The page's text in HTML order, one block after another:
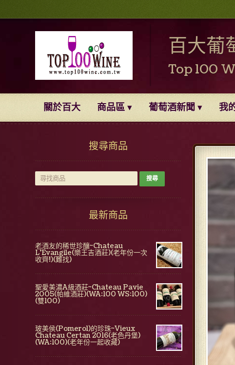
百大葡
Top 100
關於百大 商品區 葡萄酒新聞 我
搜尋商品
最新商品
老酒友的稀世珍釀~Chateau
L'Evangile(樂王吉酒莊)(老年份一次
收齊!)(難找)
聖愛美濃A級酒莊~Chateau Pavie
2005(帕維酒莊)(WA:100 WS:100)
(雙100)
玻美侯(Pomerol)的珍珠~Vieux
Chateau Certan 2016(老色丹堡)
(WA:100)(老年份一起收藏)